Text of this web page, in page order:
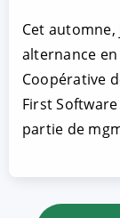
Cet automne,
alternance
Coopérative
First
partie de